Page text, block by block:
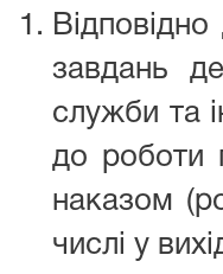
завдань
служби та
до роботи
наказом
числі у